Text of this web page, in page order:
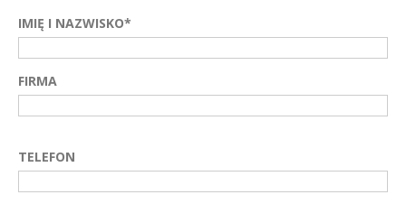
IMIĘ I NAZWISKO*
FIRMA
TELEFON